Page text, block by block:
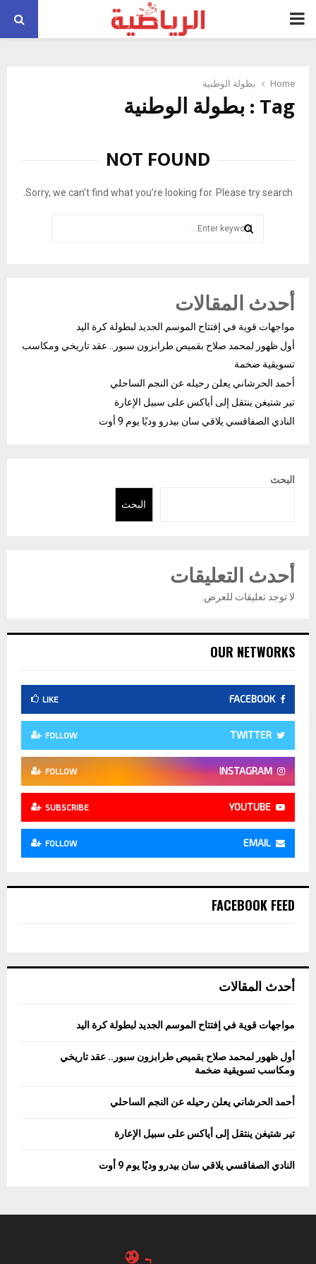
PRIMARY
Home بطولة الوطنية
Tag : بطولة الوطنية
NOT FOUND
Sorry, we can’t find what you’re looking for. Please try search.
for:
أحدث المقالات
مواجهات قوية في إفتتاح الموسم الجديد لبطولة كرة اليد
أول ظهور لمحمد صلاح بقميص طرابزون سبور.. عقد تاريخي ومكاسب
تسويقية ضخمة
أحمد الحرشاني يعلن رحيله عن النجم الساحلي
تير شتيغن ينتقل إلى أياكس على سبيل الإعارة
النادي الصفاقسي يلاقي سان بيدرو وديًا يوم 9 أوت
البحث
البحث
أحدث التعليقات
لا توجد تعليقات للعرض.
OUR NETWORKS
FACEBOOK
LIKE
TWITTER
FOLLOW
INSTAGRAM
FOLLOW
YOUTUBE
SUBSCRIBE
EMAIL
FOLLOW
FACEBOOK FEED
أحدث المقالات
مواجهات قوية في إفتتاح الموسم الجديد لبطولة كرة اليد
أول ظهور لمحمد صلاح بقميص طرابزون سبور.. عقد تاريخي
ومكاسب تسويقية ضخمة
أحمد الحرشاني يعلن رحيله عن النجم الساحلي
تير شتيغن ينتقل إلى أياكس على سبيل الإعارة
النادي الصفاقسي يلاقي سان بيدرو وديًا يوم 9 أوت